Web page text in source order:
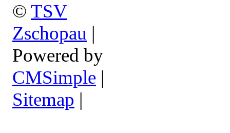
© TSV
Zschopau |
Powered by
CMSimple |
Sitemap |